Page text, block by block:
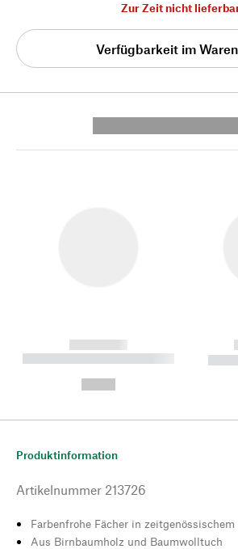
Zur Zeit nicht
Verfügbarkeit im
------------
----------- ----------- --------
Produktinformation
Artikelnummer 213726
Farbenfrohe Fächer in zeitgenössischem
Aus Birnbaumholz und Baumwolltuch